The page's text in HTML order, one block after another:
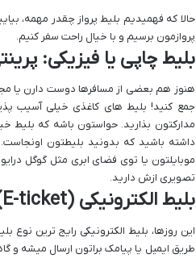
حالا که فهمیدیم بلیط پرواز چقدر مهمه،
پروازمون برسیم و با خیال راحت سفر کنیم.
بلیط چاپی یا فیزیکی:
هنوز هم بعضی از مسافرها دوست دارن یا
جمع کنید! بلیط های کاغذی خیلی آسیب
مدارکتون بذارید. حواستون باشه که
داشته باشید که بدونید بلیطتون
موبایلتون یا توی فضای ابری مثل گوگل
تصویری ازش دارید.
بلیط الکترونیکی (E-ticket): رفیق دیجیتالی شما!
این روزها، بلیط الکترونیکی رایج ترین نوع
طریق ایمیل یا پیامک براتون ارسال میشه و